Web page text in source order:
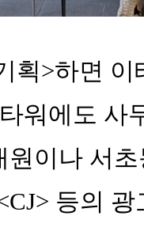
획>하면
워에도 사
원이나 서
등의